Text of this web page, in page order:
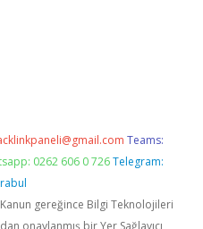
Teams:
0262 606 0 726 Telegram:
Kanun gereğince Bilgi Teknolojileri
onaylanmış bir Yer Sağlayıcı